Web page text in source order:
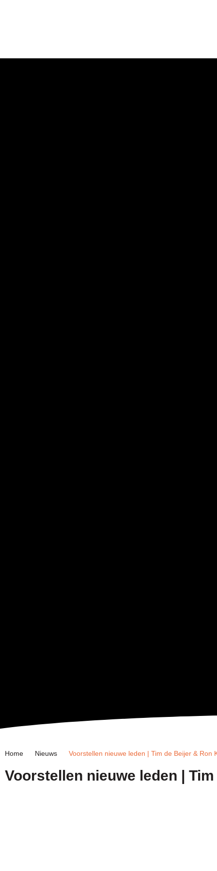
Home Nieuws Voorstellen nieuwe leden | Tim de Beijer & Ron
Voorstellen nieuwe leden |